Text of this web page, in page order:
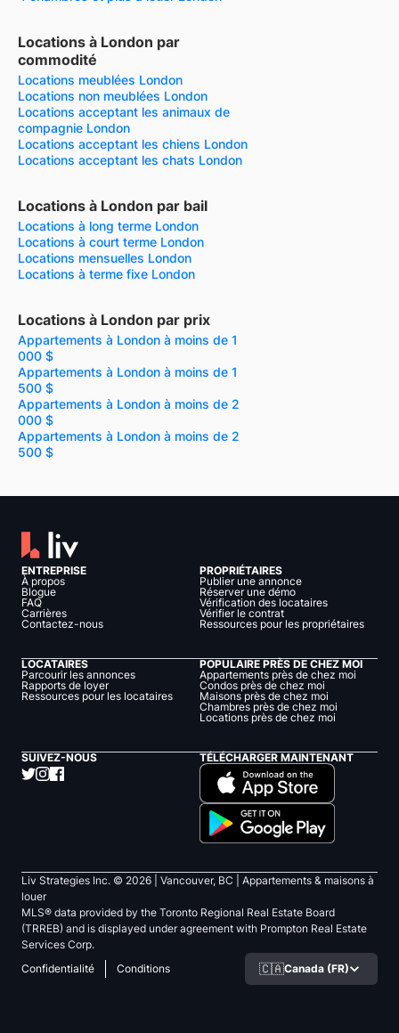
Locations à London par
commodité
Locations meublées London
Locations non meublées London
Locations acceptant les animaux de
compagnie London
Locations acceptant les chiens London
Locations acceptant les chats London
Locations à London par bail
Locations à long terme London
Locations à court terme London
Locations mensuelles London
Locations à terme fixe London
Locations à London par prix
Appartements à London à moins de 1
000 $
Appartements à London à moins de 1
500 $
Appartements à London à moins de 2
000 $
Appartements à London à moins de 2
500 $
ENTREPRISE
À propos
Blogue
FAQ
Carrières
Contactez-nous
PROPRIÉTAIRES
Publier une annonce
Réserver une démo
Vérification des locataires
Vérifier le contrat
Ressources pour les propriétaires
LOCATAIRES
Parcourir les annonces
Rapports de loyer
Ressources pour les locataires
POPULAIRE PRÈS DE CHEZ MOI
Appartements près de chez moi
Condos près de chez moi
Maisons près de chez moi
Chambres près de chez moi
Locations près de chez moi
SUIVEZ-NOUS TÉLÉCHARGER MAINTENANT
Liv Strategies Inc. © 2026 | Vancouver, BC |
Appartements & maisons à
louer
MLS® data provided by the Toronto Regional Real Estate Board
(TRREB) and is displayed under agreement with Prompton Real Estate
Services Corp.
Confidentialité
Conditions 🇨🇦Canada (FR)